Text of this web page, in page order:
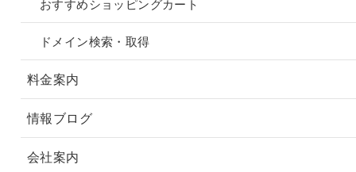
ドメイン検索・取得
料金案内
情報ブログ
会社案内